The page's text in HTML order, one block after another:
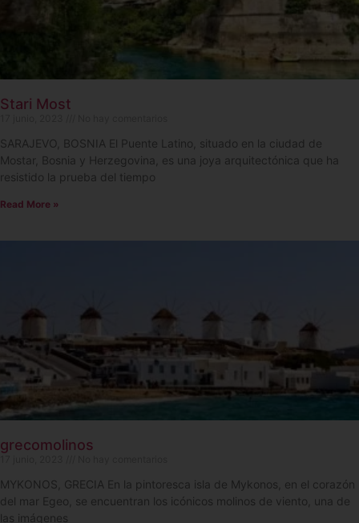
Stari Most
SARAJEVO, BOSNIA El Puente Latino, situado en la ciudad de
Mostar, Bosnia y Herzegovina, es una joya arquitectónica que ha
resistido la prueba del tiempo
Read More »
grecomolinos
MYKONOS, GRECIA En la pintoresca isla de Mykonos, en el corazón
del mar Egeo, se encuentran los icónicos molinos de viento, una de
las imágenes